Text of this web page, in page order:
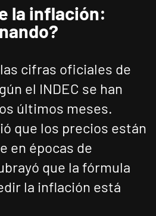
la inflación:
cifras oficiales de
el INDEC se han
últimos meses.
que los precios están
en épocas de
que la fórmula
la inflación está